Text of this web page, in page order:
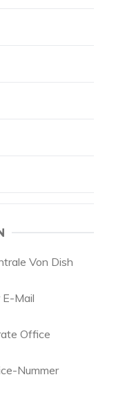
Von Dish
Mail
Office
Nummer